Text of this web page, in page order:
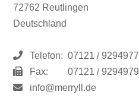
72762 Reutlingen
Deutschland
Telefon: 07121 / 9294977
Fax:
07121 / 9294979
info@merryll.de